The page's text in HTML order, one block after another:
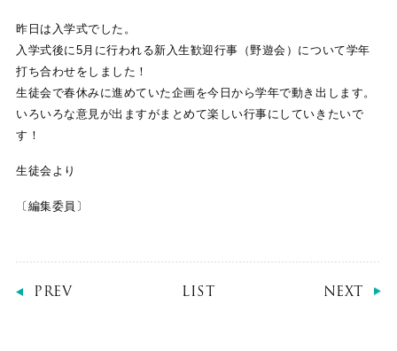
昨日は入学式でした。
入学式後に5月に行われる新入生歓迎行事（野遊会）について学年
打ち合わせをしました！
生徒会で春休みに進めていた企画を今日から学年で動き出します。
いろいろな意見が出ますがまとめて楽しい行事にしていきたいで
す！
生徒会より
〔編集委員〕
PREV LIST NEXT